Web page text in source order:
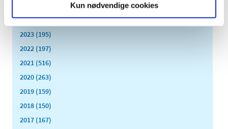
Kun nødvendige cookies
2024 (224)
2023 (195)
2022 (197)
2021 (516)
2020 (263)
2019 (159)
2018 (150)
2017 (167)